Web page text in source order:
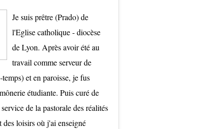
Je suis prêtre (Prado) de
l'Eglise catholique - diocèse
de Lyon. Après avoir été au
travail comme serveur de
et en paroisse, je fus
étudiante. Puis curé de
de la pastorale des réalités
des loisirs où j'ai enseigné